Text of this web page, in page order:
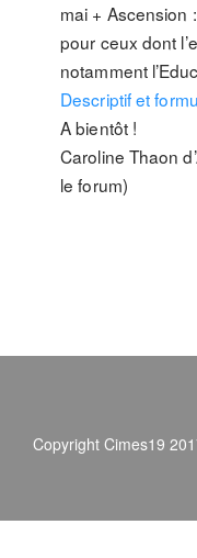
mai + Ascension
pour ceux dont
notamment
Descriptif et
A bientôt !
Caroline Thaon
le forum)
Copyright Cimes19